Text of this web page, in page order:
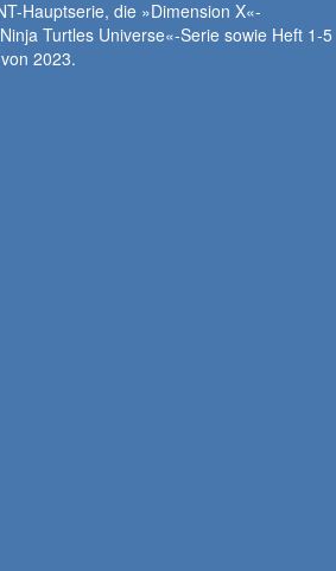
Hauptserie, die »Dimension X«-
Turtles Universe«-Serie sowie Heft 1-5
2023.